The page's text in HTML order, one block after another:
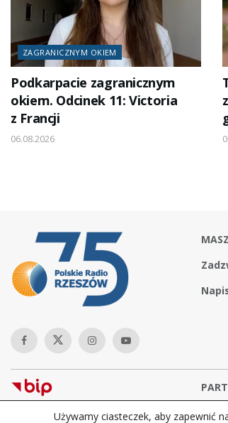
ZAGRANICZNYM OKIEM
Podkarpacie zagranicznym
okiem. Odcinek 11: Victoria
z Francji
06.08.2026
Copyright © 2026Polskie Radio Rzeszów S.A.
Używamy ciasteczek, aby zapewnić